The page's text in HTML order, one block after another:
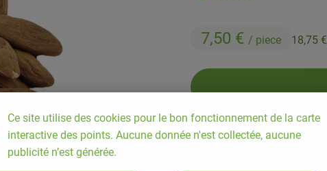
7,50 € / piece 18,75 €
piece
Ce site utilise des cookies pour le bon fonctionnement de la carte
interactive des points. Aucune donnée n'est collectée, aucune
publicité n’est générée.